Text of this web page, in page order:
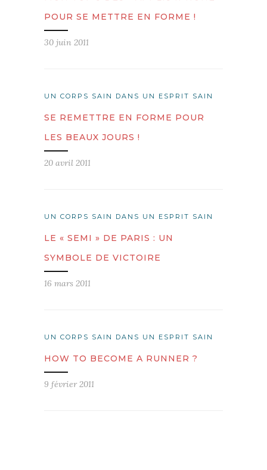
POUR SE METTRE EN FORME !
30 juin 2011
UN CORPS SAIN DANS UN ESPRIT SAIN
SE REMETTRE EN FORME POUR
LES BEAUX JOURS !
20 avril 2011
UN CORPS SAIN DANS UN ESPRIT SAIN
LE « SEMI » DE PARIS : UN
SYMBOLE DE VICTOIRE
16 mars 2011
UN CORPS SAIN DANS UN ESPRIT SAIN
HOW TO BECOME A RUNNER ?
9 février 2011